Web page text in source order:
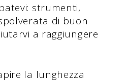
strumenti,
di buon
a raggiungere
la lunghezza